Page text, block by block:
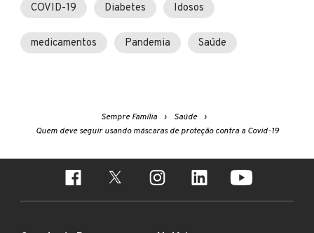
COVID-19 Diabetes Idosos
medicamentos Pandemia Saúde
Sempre Família
Saúde
Quem deve seguir usando máscaras de proteção contra a Covid-19